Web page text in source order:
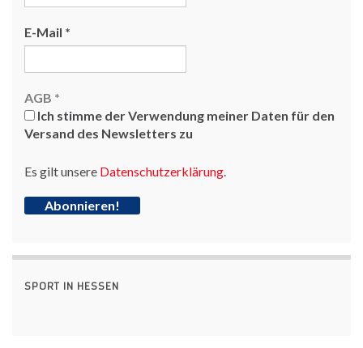
E-Mail *
AGB *
Ich stimme der Verwendung meiner Daten für den
Versand des Newsletters zu
Es gilt unsere Datenschutzerklärung
SPORT IN HESSEN